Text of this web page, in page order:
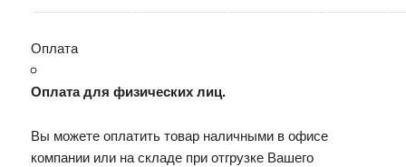
Оплата
Оплата для физических лиц.
Вы можете оплатить товар наличными в офисе
компании или на складе при отгрузке Вашего